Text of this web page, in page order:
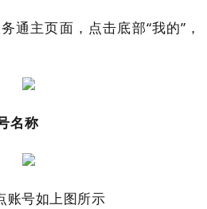
通主页面，点击底部“我的”，
名称
账号如上图所示